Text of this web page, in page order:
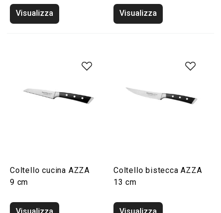
Visualizza Visualizza
Coltello cucina AZZA
9 cm
Coltello bistecca AZZA
13 cm